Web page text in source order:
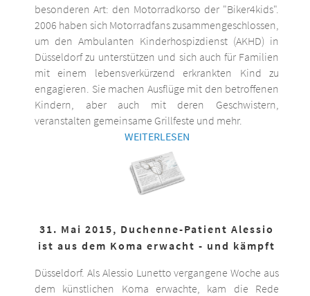
besonderen Art: den Motorradkorso der "Biker4kids".
2006 haben sich Motorradfans zusammengeschlossen,
um den Ambulanten Kinderhospizdienst (AKHD) in
Düsseldorf zu unterstützen und sich auch für Familien
mit einem lebensverkürzend erkrankten Kind zu
engagieren. Sie machen Ausflüge mit den betroffenen
Kindern, aber auch mit deren Geschwistern,
veranstalten gemeinsame Grillfeste und mehr.
WEITERLESEN
31. Mai 2015, Duchenne-Patient Alessio
ist aus dem Koma erwacht - und kämpft
Düsseldorf. Als Alessio Lunetto vergangene Woche aus
dem künstlichen Koma erwachte, kam die Rede